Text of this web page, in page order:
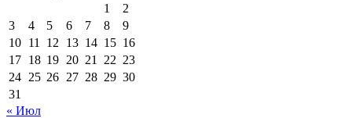
1
2
3
4 5 6 7 8
9
10 11 12 13 14 15 16
17 18 19 20 21 22 23
24 25 26 27 28 29 30
31
« Июл